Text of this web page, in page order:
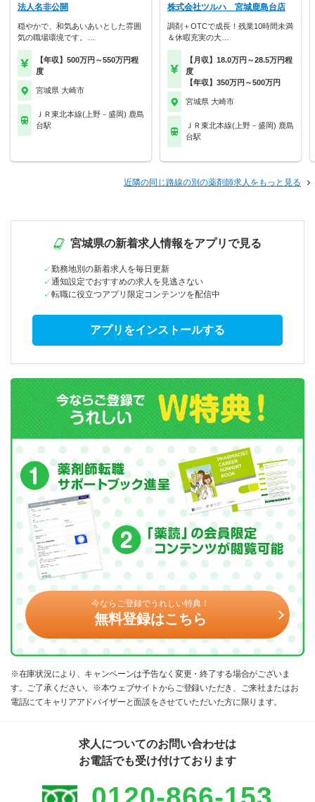
法人名非公開
穏やかで、和気あいあいとした雰囲
気の職場環境です。…
【年収】500万円～550万円程
度
宮城県 大崎市
ＪＲ東北本線(上野－盛岡) 鹿島
台駅
株式会社ツルハ 宮城鹿島台店
調剤＋OTCで成長！残業10時間未満
＆休暇充実の大…
【月収】18.0万円～28.5万円程
度
【年収】350万円～500万円
宮城県 大崎市
ＪＲ東北本線(上野－盛岡) 鹿島
台駅
近隣の同じ路線の別の薬剤師求人をもっと見る
宮城県の新着求人情報をアプリで見る
勤務地別の新着求人を毎日更新
通知設定でおすすめの求人を見逃さない
転職に役立つアプリ限定コンテンツを配信中
アプリをインストールする
今ならご登録でうれしい特典！
無料登録はこちら
※在庫状況により、キャンペーンは予告なく変更・終了する場合がございま
す。ご了承ください。※本ウェブサイトからご登録いただき、ご来社またはお
電話にてキャリアアドバイザーと面談をさせていただいた方に限ります。
求人についてのお問い合わせは
お電話でも受け付けております